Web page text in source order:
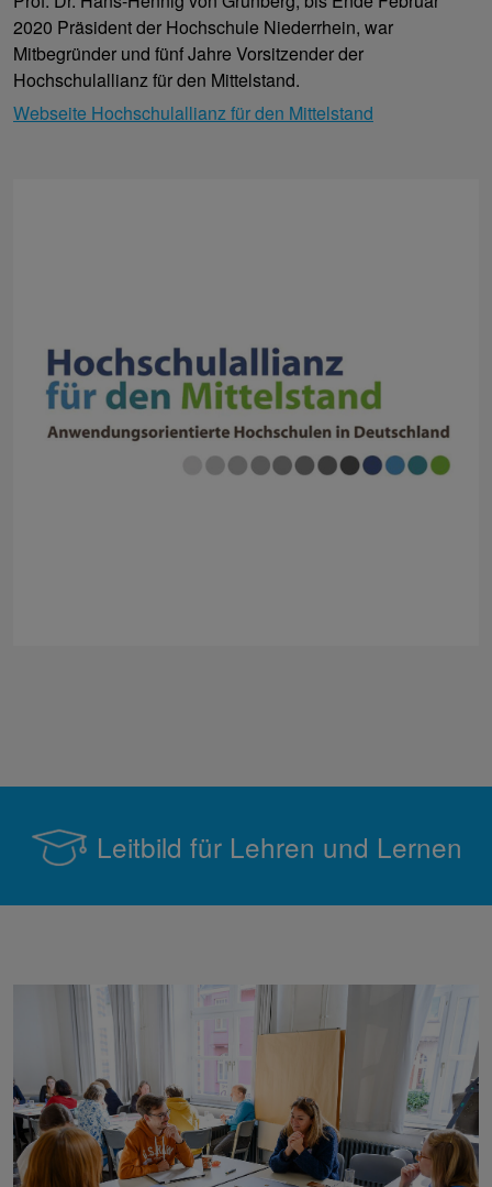
2020 Präsident der Hochschule Niederrhein, war
Mitbegründer und fünf Jahre Vorsitzender der
Hochschulallianz für den Mittelstand.
Webseite Hochschulallianz für den Mittelstand
Leitbild für Lehren und Lernen